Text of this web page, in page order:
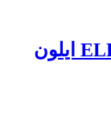
هاب USB 2.0 چهارپورت ELEVEN ایلون